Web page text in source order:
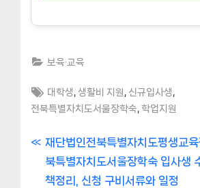
보육·교육
Tags:
대학생 ,생활비 지원 신규입사생
전북특별자치도서울장학숙 학업지원
글
내
P
r
e
재단법인전북특별자치도평생교
북특별자치도서울장학숙 입사생
책정리, 신청 구비서류와 일정